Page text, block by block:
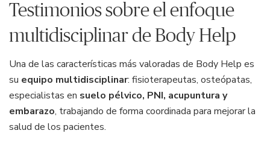
Testimonios sobre el enfoque
multidisciplinar de Body Help
Una de las características más valoradas de Body Help es
su equipo multidisciplinar: fisioterapeutas, osteópatas,
especialistas en suelo pélvico, PNI, acupuntura y
embarazo, trabajando de forma coordinada para mejorar la
salud de los pacientes.